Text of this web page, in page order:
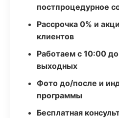
постпроцедурное
Рассрочка 0% и
клиентов
Работаем с 10:00
выходных
Фото до/после и
программы
Бесплатная